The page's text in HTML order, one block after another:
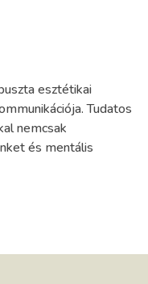
esztétikai
Tudatos
nemcsak
és mentális